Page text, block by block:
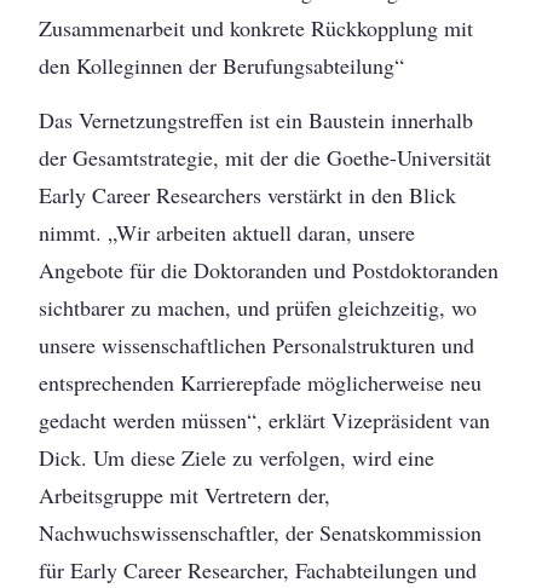
Zusammenarbeit und konkrete Rückkopplung mit
den Kolleginnen der Berufungsabteilung“
Das Vernetzungstreffen ist ein Baustein innerhalb
der Gesamtstrategie, mit der die Goethe-Universität
Early Career Researchers verstärkt in den Blick
nimmt. „Wir arbeiten aktuell daran, unsere
Angebote für die Doktoranden und Postdoktoranden
sichtbarer zu machen, und prüfen gleichzeitig, wo
unsere wissenschaftlichen Personalstrukturen und
entsprechenden Karrierepfade möglicherweise neu
gedacht werden müssen“, erklärt Vizepräsident van
Dick. Um diese Ziele zu verfolgen, wird eine
Arbeitsgruppe mit Vertretern der,
Nachwuchswissenschaftler, der Senatskommission
für Early Career Researcher, Fachabteilungen und